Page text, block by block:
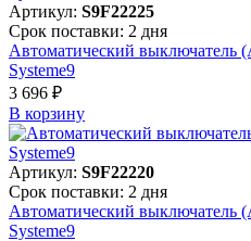
Артикул: S9F22225
Срок поставки: 2 дня
Автоматический выключатель
Systeme9
3 696 ₽
В корзинy
Артикул: S9F22220
Срок поставки: 2 дня
Автоматический выключатель
Systeme9